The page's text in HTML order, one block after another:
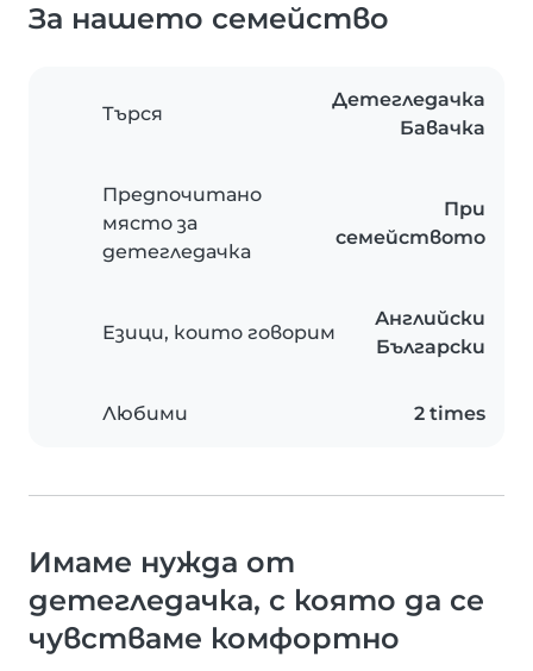
За нашето семейство
Търся
Детегледачка
Бавачка
Предпочитано
място за
детегледачка
При
семейството
Езици, които говорим
Английски
Български
Любими 2 times
Имаме нужда от
детегледачка, с която да се
чувстваме комфортно